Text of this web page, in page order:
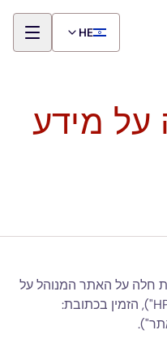
HE
על מידע
חלה על האתר המנוהל על